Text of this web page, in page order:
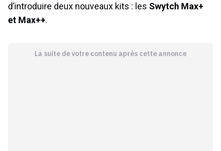
d’introduire deux nouveaux kits : les Swytch Max+
et Max++.
La suite de votre contenu après cette annonce